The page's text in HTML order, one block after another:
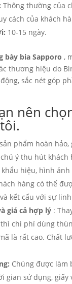
Thông thường của
cách của khách
10-15 ngày.
bày bia Sapporo ,
thương hiệu do
sắc nét góp
nên
phẩm hoàn
ý thu hút
hiệu, hình
hàng có thể
kết cấu với sự
giá cả hợp lý :
chi phí dùng
là rất cao. Chất
Chúng được làm
gian sử dụng,